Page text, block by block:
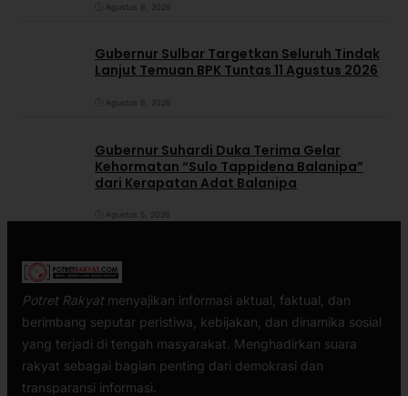
Agustus 8, 2026
Gubernur Sulbar Targetkan Seluruh Tindak
Lanjut Temuan BPK Tuntas 11 Agustus 2026
Agustus 8, 2026
Gubernur Suhardi Duka Terima Gelar
Kehormatan “Sulo Tappidena Balanipa”
dari Kerapatan Adat Balanipa
Agustus 5, 2026
Potret Rakyatmenyajikan informasi aktual, faktual, dan
berimbang seputar peristiwa, kebijakan, dan dinamika sosial
yang terjadi di tengah masyarakat. Menghadirkan suara
rakyat sebagai bagian penting dari demokrasi dan
transparansi informasi.